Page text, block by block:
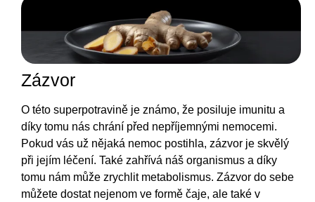
Zázvor
O této superpotravině je známo, že posiluje imunitu a
díky tomu nás chrání před nepříjemnými nemocemi.
Pokud vás už nějaká nemoc postihla, zázvor je skvělý
při jejím léčení. Také zahřívá náš organismus a díky
tomu nám může zrychlit metabolismus. Zázvor do sebe
můžete dostat nejenom ve formě čaje, ale také v